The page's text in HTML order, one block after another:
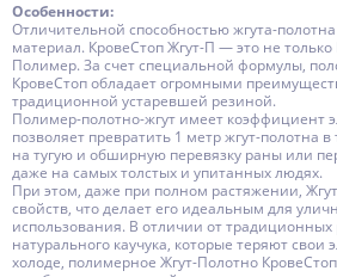
Особенности:
Отличительной способностью жгута-
материал. КровеСтоп Жгут-П — это не
Полимер. За счет специальной формулы,
КровеСтоп обладает огромными
традиционной устаревшей резиной.
Полимер-полотно-жгут имеет коэффициент
позволяет превратить 1 метр жгут-полотна
на тугую и обширную перевязку раны или
даже на самых толстых и упитанных людях.
При этом, даже при полном растяжении,
свойств, что делает его идеальным для
использования. В отличии от
натурального каучука, которые теряют свои
холоде, полимерное Жгут-Полотно